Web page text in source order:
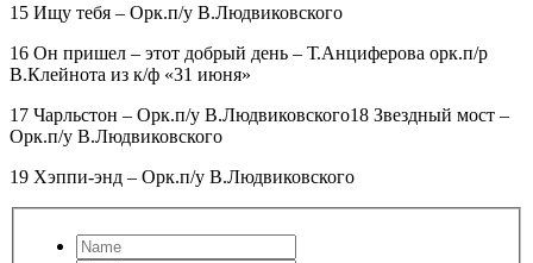
15 Ищу тебя – Орк.п/у В.Людвиковского
16 Он пришел – этот добрый день – Т.Анциферова орк.п/р
В.Клейнота из к/ф «31 июня»
17 Чарльстон – Орк.п/у В.Людвиковского18 Звездный мост –
Орк.п/у В.Людвиковского
19 Хэппи-энд – Орк.п/у В.Людвиковского